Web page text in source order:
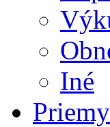
Iné